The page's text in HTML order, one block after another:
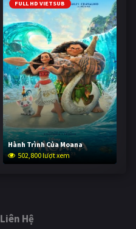
FULL HD VIETSUB
Hành Trình Của Moana
502,800 lượt xem
Liên Hệ